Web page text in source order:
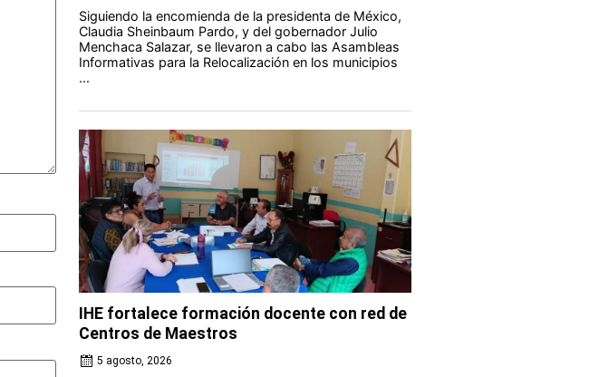
Siguiendo la encomienda de la presidenta de México,
Claudia Sheinbaum Pardo, y del gobernador Julio
Menchaca Salazar, se llevaron a cabo las Asambleas
Informativas para la Relocalización en los municipios
...
IHE fortalece formación docente con red de
Centros de Maestros
5 agosto, 2026